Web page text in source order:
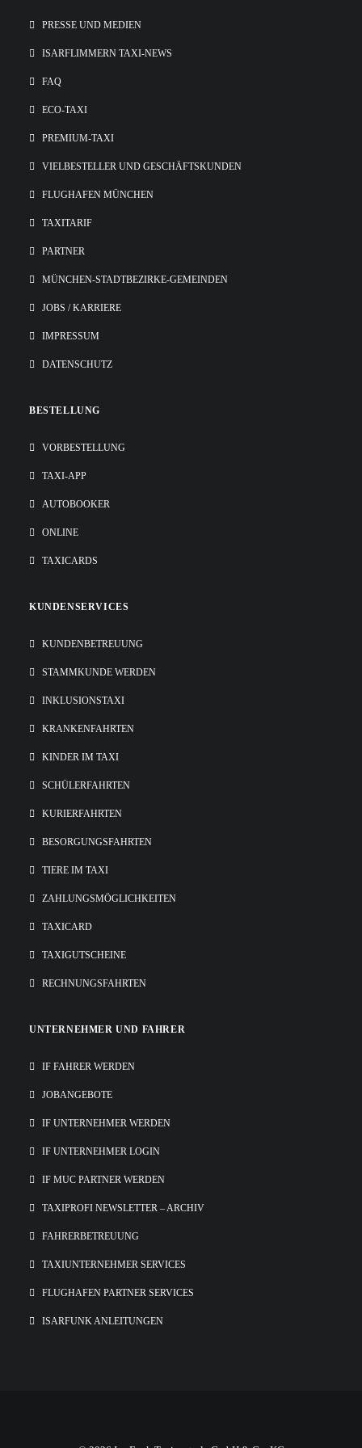
PRESSE UND MEDIEN
ISARFLIMMERN TAXI-NEWS
FAQ
ECO-TAXI
PREMIUM-TAXI
VIELBESTELLER UND GESCHÄFTSKUNDEN
FLUGHAFEN MÜNCHEN
TAXITARIF
PARTNER
MÜNCHEN-STADTBEZIRKE-GEMEINDEN
JOBS / KARRIERE
IMPRESSUM
DATENSCHUTZ
BESTELLUNG
VORBESTELLUNG
TAXI-APP
AUTOBOOKER
ONLINE
TAXICARDS
KUNDENSERVICES
KUNDENBETREUUNG
STAMMKUNDE WERDEN
INKLUSIONSTAXI
KRANKENFAHRTEN
KINDER IM TAXI
SCHÜLERFAHRTEN
KURIERFAHRTEN
BESORGUNGSFAHRTEN
TIERE IM TAXI
ZAHLUNGSMÖGLICHKEITEN
TAXICARD
TAXIGUTSCHEINE
RECHNUNGSFAHRTEN
UNTERNEHMER UND FAHRER
IF FAHRER WERDEN
JOBANGEBOTE
IF UNTERNEHMER WERDEN
IF UNTERNEHMER LOGIN
IF MUC PARTNER WERDEN
TAXIPROFI NEWSLETTER – ARCHIV
FAHRERBETREUUNG
TAXIUNTERNEHMER SERVICES
FLUGHAFEN PARTNER SERVICES
ISARFUNK ANLEITUNGEN